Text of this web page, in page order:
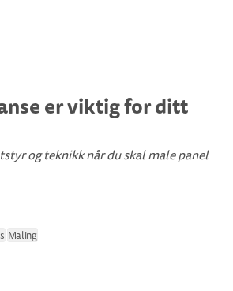
er viktig for ditt
og teknikk når du skal male panel
Maling